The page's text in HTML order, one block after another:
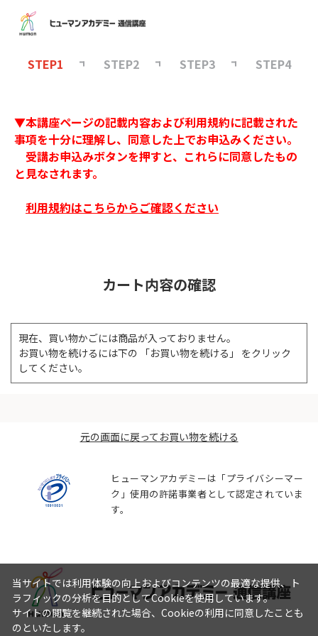
STEP1 STEP2 STEP3 STEP4
▼本講座ページの記載内容および利用規約に記載された
事項を十分に理解し、同意した上でお申込みください。
受講お申込みボタンを押すと、これらに同意したもの
と見なされます。
利用規約はこちらからご確認ください
カート内容の確認
現在、買い物かごには商品が入っておりません。
お買い物を続けるには下の 「お買い物を続ける」 をクリック
してください。
元の画面に戻ってお買い物を続ける
ヒューマンアカデミーは「プライバシーマー
ク」使用の許諾事業者として認定されていま
す。
当サイトでは利用体験の向上およびコンテンツの最適な提供、ト
ラフィックの分析を目的としてCookieを使用しています。
サイトの閲覧を継続された場合、Cookieの利用に同意したことも
のといたします。